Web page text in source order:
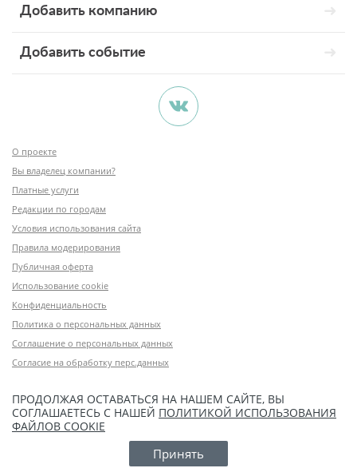
Добавить компанию
Добавить событие
О проекте
Вы владелец компании?
Платные услуги
Редакции по городам
Условия использования сайта
Правила модерирования
Публичная оферта
Использование cookie
Конфиденциальность
Политика о персональных данных
Соглашение о персональных данных
Согласие на обработку перс.данных
ПРОДОЛЖАЯ ОСТАВАТЬСЯ НА НАШЕМ САЙТЕ, ВЫ
СОГЛАШАЕТЕСЬ С НАШЕЙ ПОЛИТИКОЙ ИСПОЛЬЗОВАНИЯ
ФАЙЛОВ COOKIE
Принять